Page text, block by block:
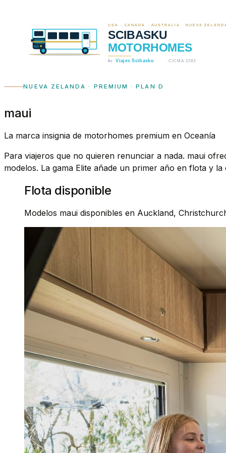
NUEVA ZELANDA · PREMIUM · PLAN D
maui
La marca insignia de motorhomes premium en Oceanía
Para viajeros que no quieren renunciar a nada. maui
modelos. La gama Elite añade un primer año en flota y la
Flota disponible
Modelos maui disponibles en Auckland,